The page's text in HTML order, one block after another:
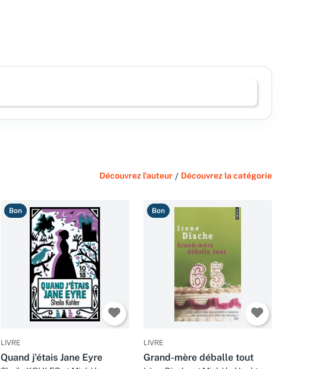
Découvrez l'auteur / Découvrez la catégorie
Bon
LIVRE
Quand j'étais Jane Eyre
Bon
LIVRE
Grand-mère déballe tout